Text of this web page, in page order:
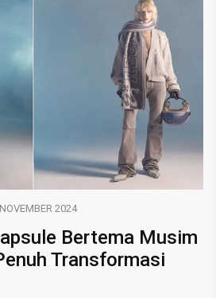
2024
Bertema Musim
Transformasi